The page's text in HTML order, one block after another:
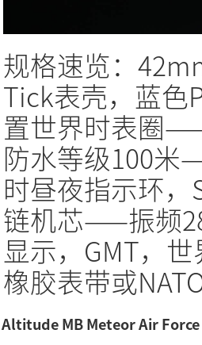
规格速览：
Tick表壳，蓝
置世界时表圈
防水等级100米
时昼夜指示环
链机芯——振频
显示，GMT，
橡胶表带或
Altitude MB Meteor Air